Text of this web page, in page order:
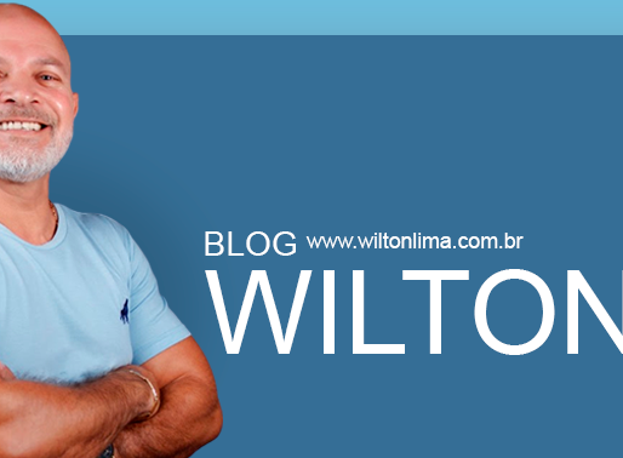
Wilton Lima